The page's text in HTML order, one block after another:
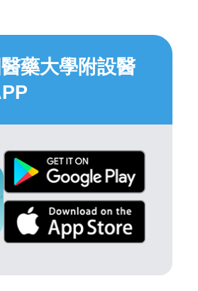
藥大學附設醫